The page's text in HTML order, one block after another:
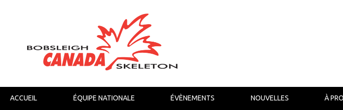
ACCUEIL ÉQUIPE NATIONALE ÉVÈNEMENTS NOUVELLES À